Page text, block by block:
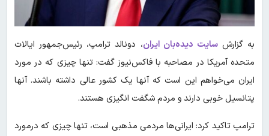
به گزارشسایت دیده‌بان ایران، دونالد ترامپ، رئیس‌جمهور ایالات
متحده آمریکا در مصاحبه با فاکس‌نیوز گفت: تنها چیزی که در مورد
ایران می‌خواهم این است که آنها یک کشور عالی داشته باشند. آنها
پتانسیل خوبی دارند و مردم شگفت انگیزی هستند.
ترامپ تاکید کرد: ایرانی‌ها مردمی مذهبی است، تنها چیزی که درمورد